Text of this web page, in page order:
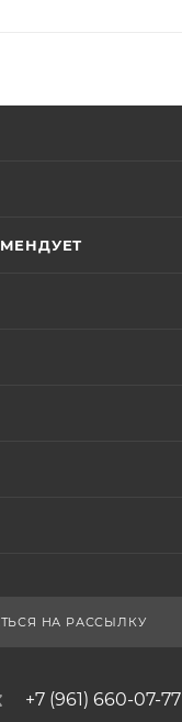
НА РАССЫЛКУ
+7 (961) 660-07-77